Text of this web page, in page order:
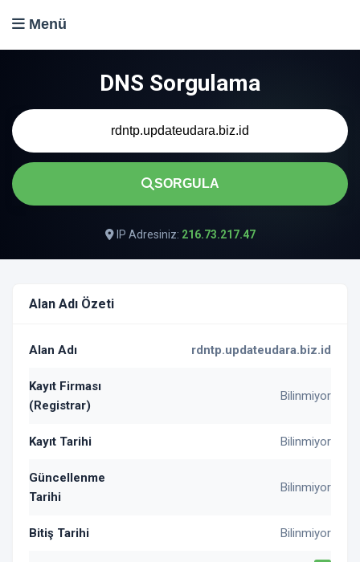
Menü
DNS Sorgulama
SORGULA
IP Adresiniz: 216.73.217.47
Alan Adı Özeti
Alan Adı rdntp.updateudara.biz.id
Kayıt Firması
(Registrar)
Bilinmiyor
Kayıt Tarihi Bilinmiyor
Güncellenme
Tarihi
Bilinmiyor
Bitiş Tarihi Bilinmiyor